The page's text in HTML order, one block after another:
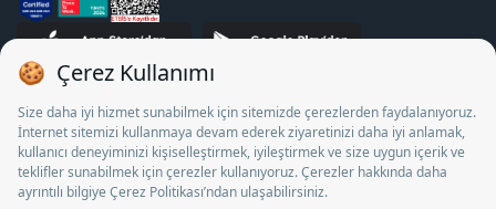
STJ İnsan Kaynakları Bilişim ve Danışmanlık A.Ş. Özel İstihdam
Bürosu Olarak 13/05/2025 - 12/05/2028 tarihleri arasında
faaliyette bulunmak üzere, Türkiye İş Kurumu tarafından
18/04/2025 tarih ve 18095710 sayılı karar uyarınca 1078 nolu